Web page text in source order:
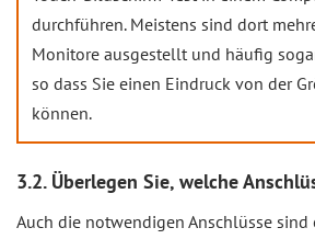
durchführen. Meistens sind dort
Monitore ausgestellt und häufig
so dass Sie einen Eindruck von der
können.
3.2. Überlegen Sie, welche
Auch die notwendigen Anschlüsse sind